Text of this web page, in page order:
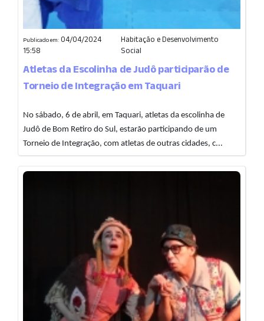
Publicado em: 04/04/2024
15:58
Habitação e Desenvolvimento
Social
Atletas da Escolinha de Judô participarão de
Torneio de Integração em Taquari
No sábado, 6 de abril, em Taquari, atletas da escolinha de
Judô de Bom Retiro do Sul, estarão participando de um
Torneio de Integração, com atletas de outras cidades, c...